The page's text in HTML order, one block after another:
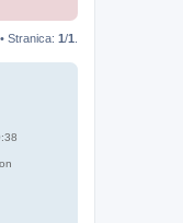
Stranica: 1/1